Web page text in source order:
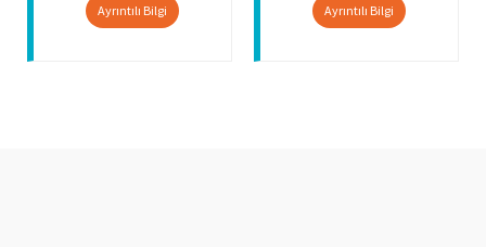
Ayrıntılı Bilgi Ayrıntılı Bilgi